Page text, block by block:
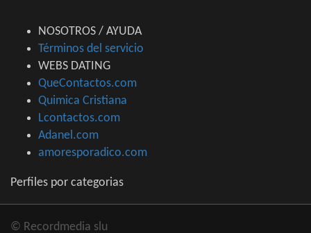
NOSOTROS / AYUDA
Términos del servicio
WEBS DATING
QueContactos.com
Quimica Cristiana
Lcontactos.com
Adanel.com
amoresporadico.com
Perfiles por categorias
© Recordmedia slu